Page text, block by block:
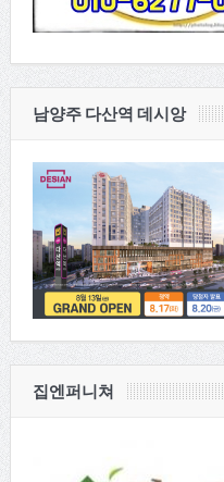
남양주 다산역 데시앙
집엔퍼니쳐